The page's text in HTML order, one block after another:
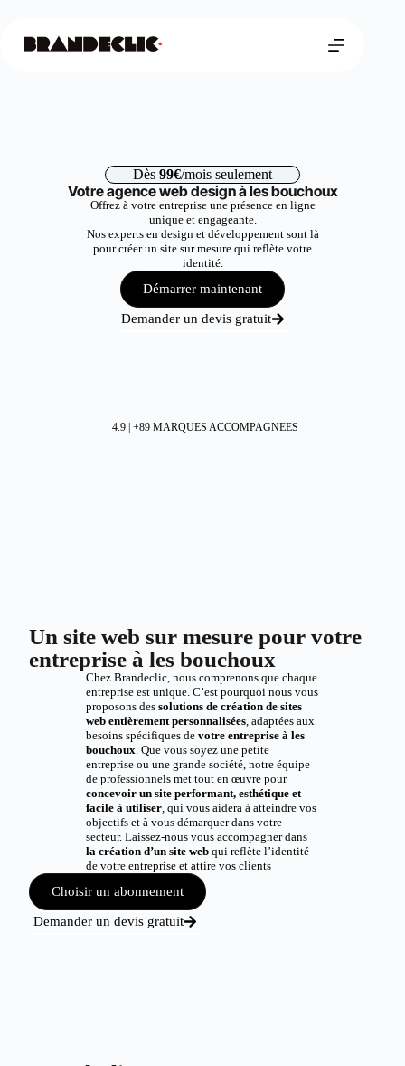
Dès 99€/mois seulement
Votre agence web design à les bouchoux
Offrez à votre entreprise une présence en ligne
unique et engageante.
Nos experts en design et développement sont là
pour créer un site sur mesure qui reflète votre
identité.
Démarrer maintenant
Demander un devis gratuit
4.9 | +89 MARQUES ACCOMPAGNEES
Un site web sur mesure pour votre
entreprise à les bouchoux
Chez Brandeclic, nous comprenons que chaque
entreprise est unique. C’est pourquoi nous vous
proposons des solutions de création de sites
web entièrement personnalisées, adaptées aux
besoins spécifiques de votre entreprise à les
bouchoux. Que vous soyez une petite
entreprise ou une grande société, notre équipe
de professionnels met tout en œuvre pour
concevoir un site performant, esthétique et
facile à utiliser, qui vous aidera à atteindre vos
objectifs et à vous démarquer dans votre
secteur. Laissez-nous vous accompagner dans
la création d’un site webqui reflète l’identité
de votre entreprise et attire vos clients
Choisir un abonnement
Demander un devis gratuit